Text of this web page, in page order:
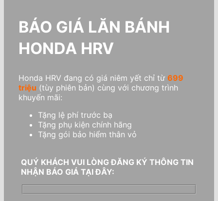
BÁO GIÁ LĂN BÁNH
HONDA HRV
Honda HRV đang có giá niêm yết chỉ từ 699
triệu (tùy phiên bản) cùng với chương trình
khuyến mãi:
Tặng lệ phí trước bạ
Tặng phụ kiện chính hãng
Tặng gói bảo hiểm thân vỏ
QUÝ KHÁCH VUI LÒNG ĐĂNG KÝ THÔNG TIN
NHẬN BÁO GIÁ TẠI ĐÂY: